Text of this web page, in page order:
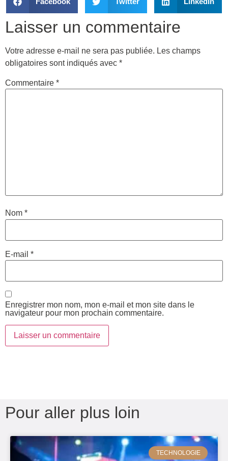
Laisser un commentaire
Votre adresse e-mail ne sera pas publiée. Les champs
obligatoires sont indiqués avec *
Commentaire *
Nom *
E-mail *
Enregistrer mon nom, mon e-mail et mon site dans le
navigateur pour mon prochain commentaire.
Pour aller plus loin
TECHNOLOGIE